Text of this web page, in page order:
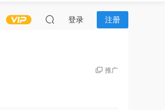
登录 注册
推广